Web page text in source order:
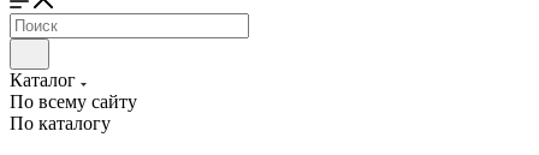
Каталог
По всему сайту
По каталогу